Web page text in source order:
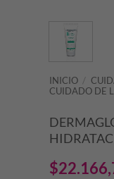
INICIO /
CUIDADO DE
$